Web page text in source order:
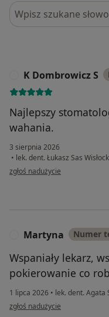
Szukaj w opiniach
K Dombrowicz S
Najlepszy
wahania.
3 sierpnia 2026
• lek. dent. Łukasz Sas
w opinii użytkownika K
zgłoś nadużycie
Martyna Numer
Wspaniały lekarz,
pokierowanie co
1 lipca 2026 • lek. dent. Agata
w opinii użytkownika Martyna
zgłoś nadużycie